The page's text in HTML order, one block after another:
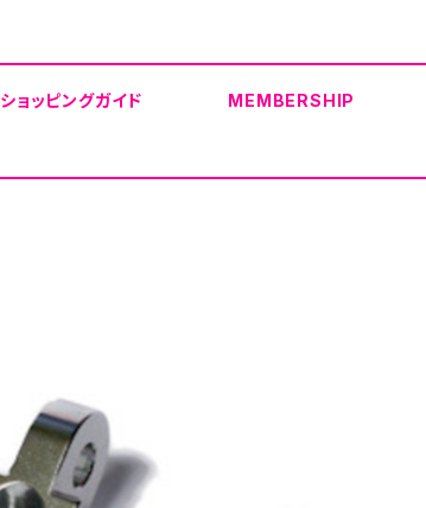
ショッピングガイド MEMBERSHIP